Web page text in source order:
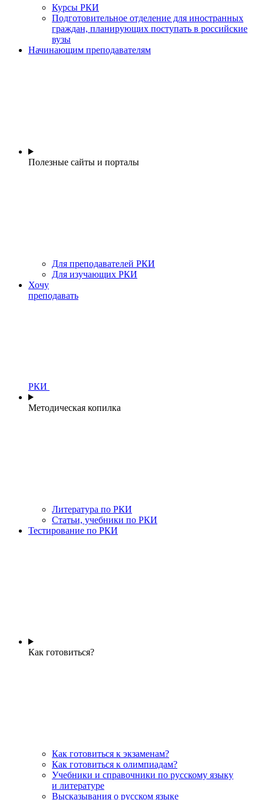
Курсы РКИ
Подготовительное отделение для иностранных
граждан, планирующих поступать в российские
вузы
Начинающим преподавателям
Полезные сайты и порталы
Для преподавателей РКИ
Для изучающих РКИ
Хочу
преподавать
РКИ
Методическая копилка
Литература по РКИ
Статьи, учебники по РКИ
Тестирование по РКИ
Как готовиться?
Как готовиться к экзаменам?
Как готовиться к олимпиадам?
Учебники и справочники по русскому языку
и литературе
Высказывания о русском языке